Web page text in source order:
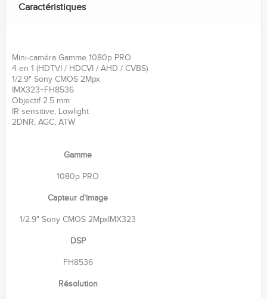
Caractéristiques
Mini-caméra Gamme 1080p PRO
4 en 1 (HDTVI / HDCVI / AHD / CVBS)
1/2.9" Sony CMOS 2Mpx
IMX323+FH8536
Objectif 2.5 mm
IR sensitive, Lowlight
2DNR, AGC, ATW
Gamme
1080p PRO
Capteur d'image
1/2.9" Sony CMOS 2MpxIMX323
DSP
FH8536
Résolution